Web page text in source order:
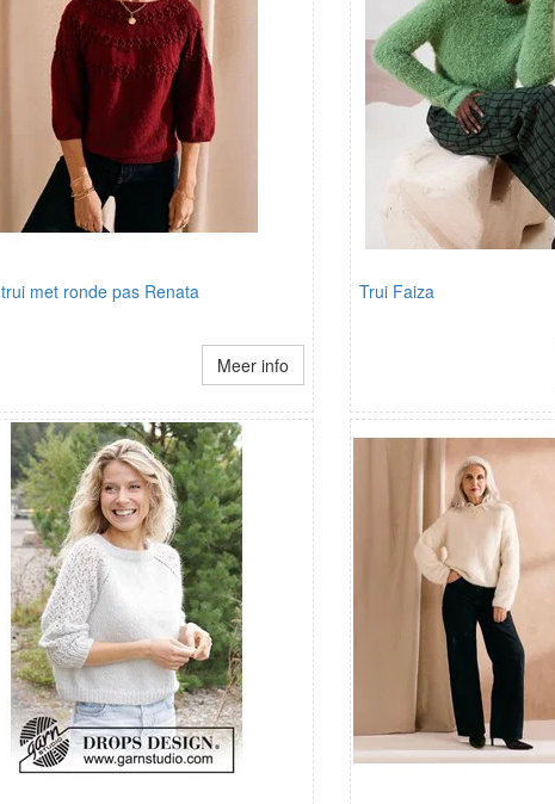
trui met ronde pas Renata
Meer info
Trui Faiza